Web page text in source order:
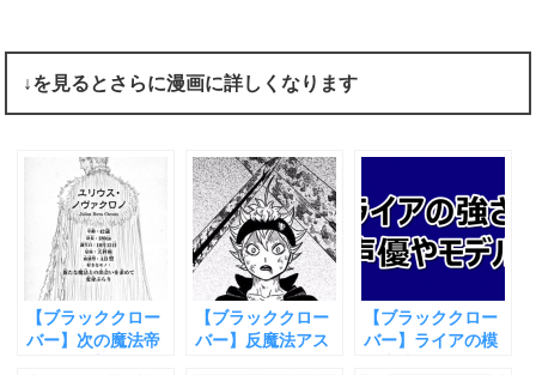
↓を見るとさらに漫画に詳しくなります
【ブラッククロー
バー】次の魔法帝
【ブラッククロー
バー】反魔法アス
【ブラッククロー
バー】ライアの模